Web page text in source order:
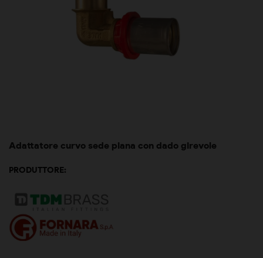
Adattatore curvo sede piana con dado girevole
PRODUTTORE: